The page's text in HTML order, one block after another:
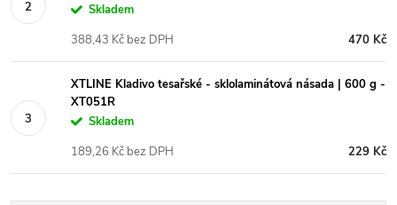
Skladem
470 Kč
388,43 Kč bez DPH
XTLINE Kladivo tesařské - sklolaminátová násada | 600 g -
XT051R
Skladem
229 Kč
189,26 Kč bez DPH